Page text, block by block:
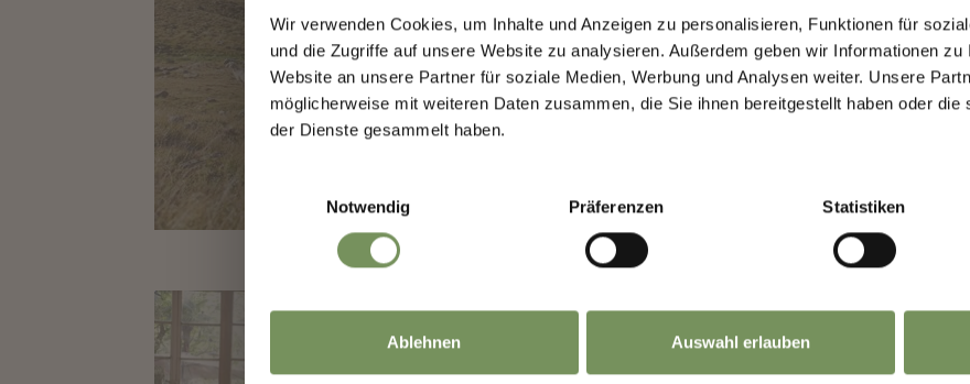
Wir verwenden Cookies, um Inhalte und Anzeigen zu personalisieren, Funktionen für
und die Zugriffe auf unsere Website zu analysieren. Außerdem geben wir Informationen zu
Website an unsere Partner für soziale Medien, Werbung und Analysen weiter. Unsere
möglicherweise mit weiteren Daten zusammen, die Sie ihnen bereitgestellt haben oder
der Dienste gesammelt haben.
Notwendig
Präferenzen Statistiken
Ablehnen Auswahl erlauben
COSTRUIAMO INSIEME IL FUTURO
MERANO.